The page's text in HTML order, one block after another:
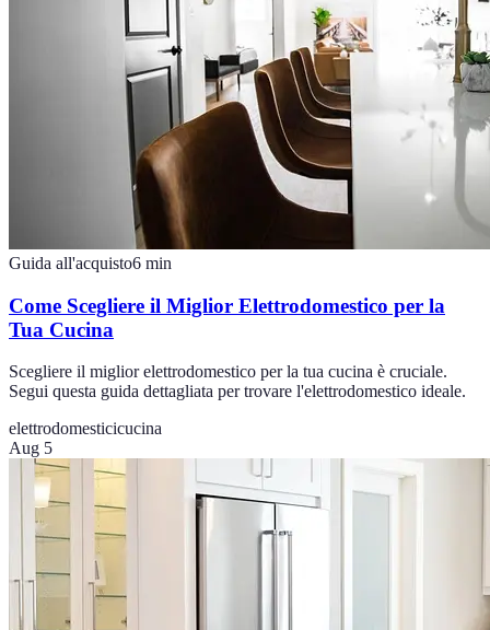
Guida all'acquisto6 min
Come Scegliere il Miglior Elettrodomestico per la
Tua Cucina
Scegliere il miglior elettrodomestico per la tua cucina è cruciale.
Segui questa guida dettagliata per trovare l'elettrodomestico ideale.
elettrodomesticicucina
Aug 5